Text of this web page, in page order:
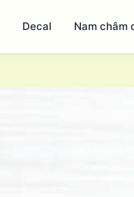
Decal Nam châm